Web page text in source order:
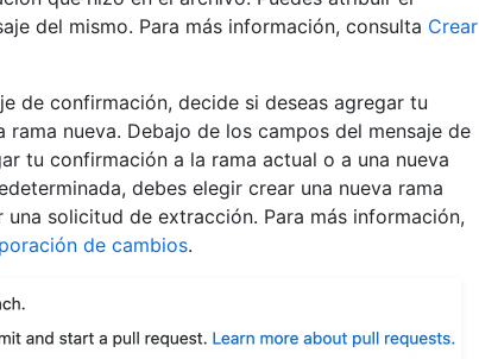
del mismo. Para más información, consulta Crear
de confirmación, decide si deseas agregar tu
nueva. Debajo de los campos del mensaje de
tu confirmación a la rama actual o a una nueva
debes elegir crear una nueva rama
solicitud de extracción. Para más información,
de cambios.